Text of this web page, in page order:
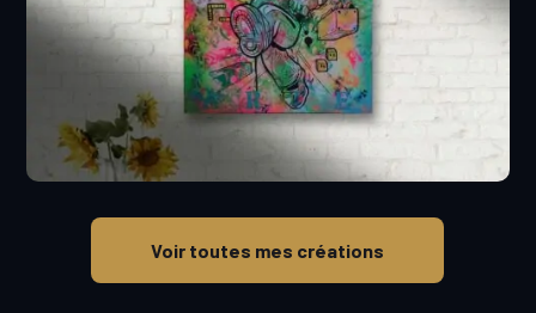
Voir toutes mes créations